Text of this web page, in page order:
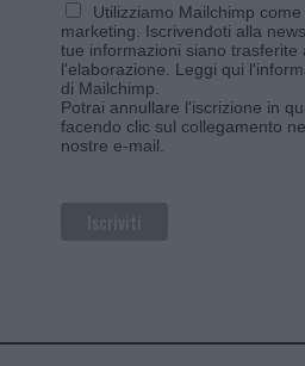
Utilizziamo Mailchimp
marketing. Iscrivendoti alla
tue informazioni siano trasferite
l'elaborazione. Leggi qui
di Mailchimp
Potrai annullare l'iscrizione in
facendo clic sul collegamento
nostre e-mail.